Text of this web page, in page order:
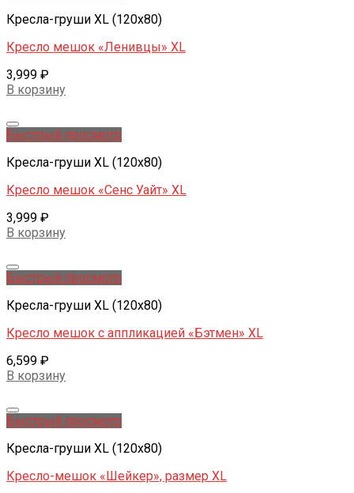
Кресла-груши XL (120x80)
Кресло мешок «Ленивцы» XL
3,999 ₽
В корзину
Быстрый просмотр
Кресла-груши XL (120x80)
Кресло мешок «Сенс Уайт» XL
3,999 ₽
В корзину
Быстрый просмотр
Кресла-груши XL (120x80)
Кресло мешок с аппликацией «Бэтмен» XL
6,599 ₽
В корзину
Быстрый просмотр
Кресла-груши XL (120x80)
Кресло-мешок «Шейкер», размер XL